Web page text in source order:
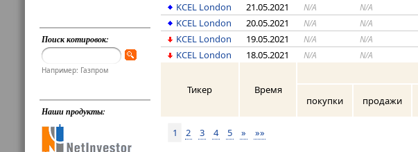
Поиск котировок:
Например: Газпром
Наши продукты:
KCEL London
21.05.2021 N/A N/A
KCEL London
20.05.2021 N/A N/A
KCEL London
19.05.2021 N/A N/A
KCEL London
18.05.2021 N/A N/A
Тикер Время
покупки
продажи
1 2 3 4 5 » »»